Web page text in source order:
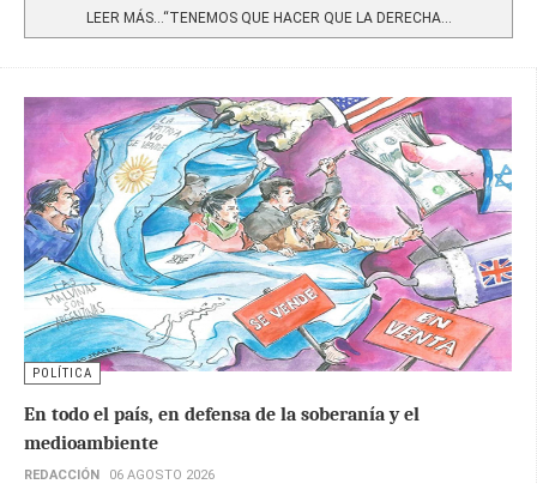
LEER MÁS…“TENEMOS QUE HACER QUE LA DERECHA...
POLÍTICA
En todo el país, en defensa de la soberanía y el
medioambiente
REDACCIÓN 06 AGOSTO 2026